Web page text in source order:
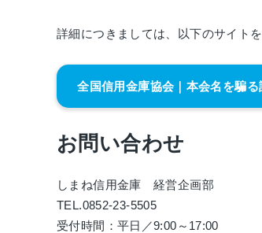
詳細につきましては、以下のサイト
全国信用金庫協会｜本会名を騙
お問い合わせ
しまね信用金庫 経営企画部
TEL.0852-23-5505
受付時間：平日／9:00～17:00